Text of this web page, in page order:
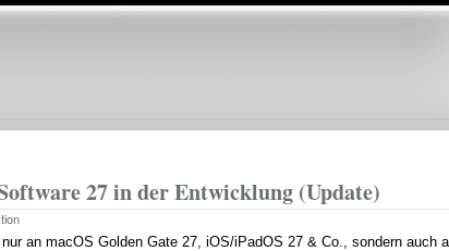
Direkt
27 in der Entwicklung (Update)
an macOS Golden Gate 27, iOS/iPadOS 27 & Co., sondern auch